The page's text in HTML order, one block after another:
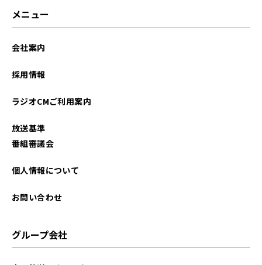
メニュー
会社案内
採用情報
ラジオCMご利用案内
放送基準
番組審議会
個人情報について
お問い合わせ
グループ会社